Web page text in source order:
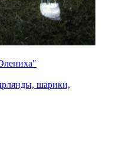
шарики,